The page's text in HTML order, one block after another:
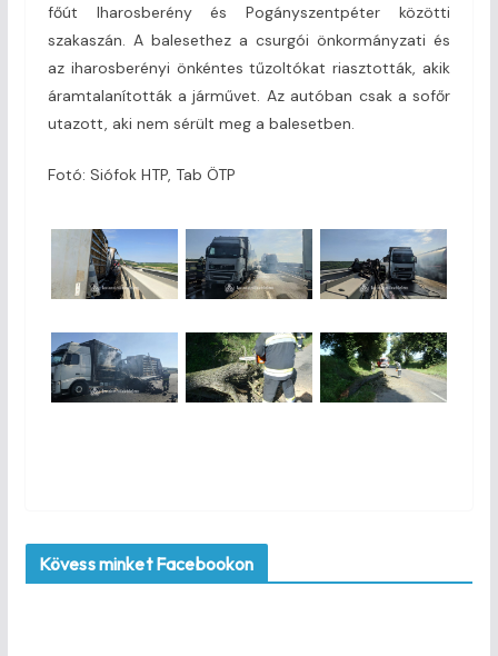
főút Iharosberény és Pogányszentpéter közötti
szakaszán. A balesethez a csurgói önkormányzati és
az iharosberényi önkéntes tűzoltókat riasztották, akik
áramtalanították a járművet. Az autóban csak a sofőr
utazott, aki nem sérült meg a balesetben.
Fotó: Siófok HTP, Tab ÖTP
Kövess minket Facebookon